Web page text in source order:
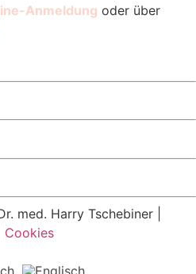
Anmeldung oder über
med. Harry Tschebiner |
Cookies